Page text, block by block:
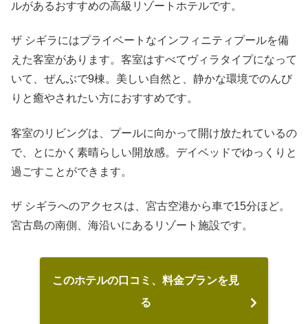
ルがあるおすすめの高級リゾートホテルです。
ザ シギラにはプライベートなインフィニティプールを備
えた客室があります。客室はすべてヴィラタイプになって
いて、ぜんぶで9棟。美しい自然と、静かな環境でのんび
りと癒やされたい方におすすめです。
客室のリビングは、プールに向かって開け放たれているの
で、とにかく素晴らしい開放感。デイベッドでゆっくりと
過ごすことができます。
ザ シギラへのアクセスは、宮古空港から車で15分ほど。
宮古島の南側、海沿いにあるリゾート施設です。
このホテルの口コミ、料金プランを見
る